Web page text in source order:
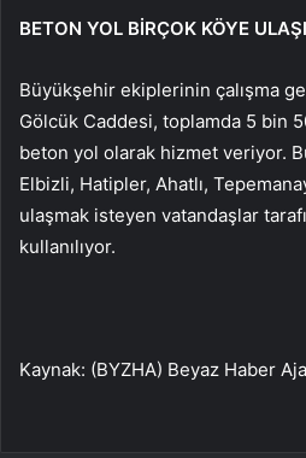
BETON YOL BİRÇOK KÖYE
Büyükşehir ekiplerinin çalışma
Gölcük Caddesi, toplamda 5 bin
beton yol olarak hizmet veriyor.
Elbizli, Hatipler, Ahatlı,
ulaşmak isteyen vatandaşlar
kullanılıyor.
Kaynak: (BYZHA) Beyaz Haber